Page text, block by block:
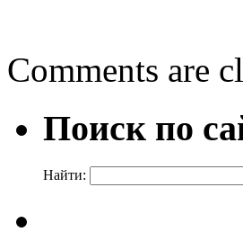
Comments are
Поиск по
Найти: